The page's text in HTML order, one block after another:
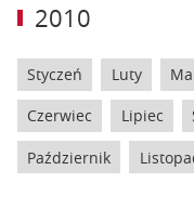
2010
Styczeń Luty
Czerwiec Lipiec
Październik